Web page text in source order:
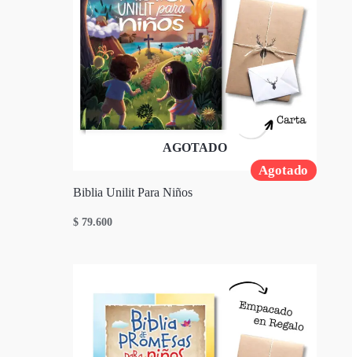
Agotado
AGOTADO
Biblia Unilit Para Niños
$ 79.600